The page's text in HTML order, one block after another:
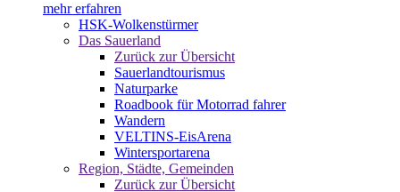
mehr erfahren
HSK-Wolkenstürmer
Das Sauerland
Zurück zur Übersicht
Sauerlandtourismus
Naturparke
Roadbook für Motorrad fahrer
Wandern
VELTINS-EisArena
Wintersportarena
Region, Städte, Gemeinden
Zurück zur Übersicht